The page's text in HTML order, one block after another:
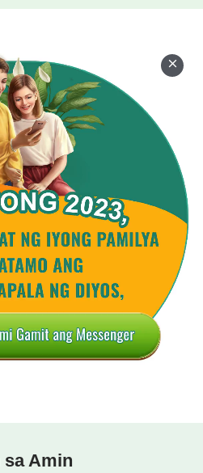
isuong sa
satanas na rehimen ng
Diyos. Nauunawaan niya
sa Diyos ay
sa mgasalita ng
at hindi maaaring ang
sumunod sa mga tao bilang
Changlin at ang iba pa,
at pagsisiyasat, ay
ng Makapangyarihang
at ang tinig ng Diyos,
Diyos ay ang nagbalik
nila mapigilan ang mga
at sa wakas ay umaalpas
ng mala-satanas
sa Amin